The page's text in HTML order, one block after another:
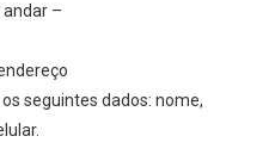
andar –
seguintes dados: nome,